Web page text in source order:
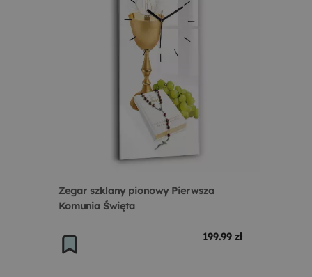
Zegar szklany pionowy Pierwsza
Komunia Święta
199.99 zł